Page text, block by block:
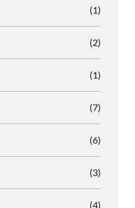
(1)
(2)
(1)
(7)
(6)
(3)
(4)